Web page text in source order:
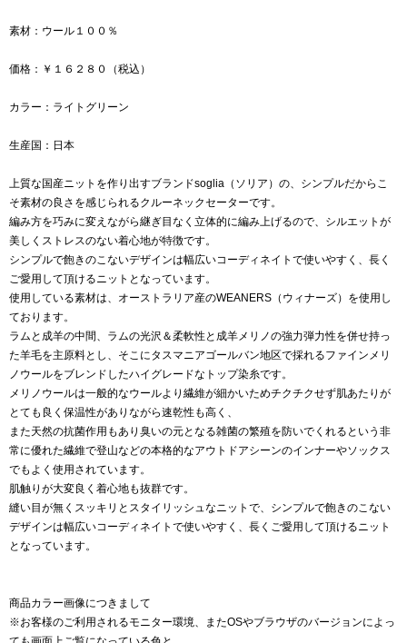
素材：ウール１００％
価格：￥１６２８０（税込）
カラー：ライトグリーン
生産国：日本
上質な国産ニットを作り出すブランドsoglia（ソリア）の、シンプルだからこ
そ素材の良さを感じられるクルーネックセーターです。
編み方を巧みに変えながら継ぎ目なく立体的に編み上げるので、シルエットが
美しくストレスのない着心地が特徴です。
シンプルで飽きのこないデザインは幅広いコーディネイトで使いやすく、長く
ご愛用して頂けるニットとなっています。
使用している素材は、オーストラリア産のWEANERS（ウィナーズ）を使用し
ております。
ラムと成羊の中間、ラムの光沢＆柔軟性と成羊メリノの強力弾力性を併せ持っ
た羊毛を主原料とし、そこにタスマニアゴールバン地区で採れるファインメリ
ノウールをブレンドしたハイグレードなトップ染糸です。
メリノウールは一般的なウールより繊維が細かいためチクチクせず肌あたりが
とても良く保温性がありながら速乾性も高く、
また天然の抗菌作用もあり臭いの元となる雑菌の繁殖を防いでくれるという非
常に優れた繊維で登山などの本格的なアウトドアシーンのインナーやソックス
でもよく使用されています。
肌触りが大変良く着心地も抜群です。
縫い目が無くスッキリとスタイリッシュなニットで、シンプルで飽きのこない
デザインは幅広いコーディネイトで使いやすく、長くご愛用して頂けるニット
となっています。
商品カラー画像につきまして
※お客様のご利用されるモニター環境、またOSやブラウザのバージョンによっ